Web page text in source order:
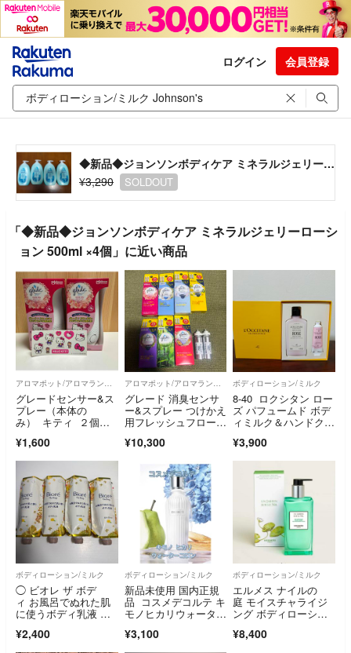
ログイン 会員登録
◆新品◆ジョンソンボディケア ミネラルジェリーローション 500ml ×4個
¥3,290
SOLDOUT
「◆新品◆ジョンソンボディケア ミネラルジェリーローシ
ョン 500ml ×4個」に近い商品
アロマポット/アロマランプ/芳香器
グレードセンサー&ス
プレー（本体の
み） キティ ２個セ
¥1,600
アロマポット/アロマランプ/芳香器
グレード 消臭センサ
ー&スプレー つけかえ
用フレッシュフローラ
¥10,300
ボディローション/ミルク
8-40 ロクシタン ロー
ズ パフュームド ボデ
ィミルク＆ハンドクリ
¥3,900
ボディローション/ミルク
◯ ビオレ ザ ボデ
ィ お風呂でぬれた肌
に使うボディ乳液 金
パック(285ml) ×4
¥2,400
ボディローション/ミルク
新品未使用 国内正規
品 コスメデコルテ キ
モノヒカリウォーター
¥3,100
ボディローション/ミルク
エルメス ナイルの
庭 モイスチャライジ
ング ボディローショ
¥8,400